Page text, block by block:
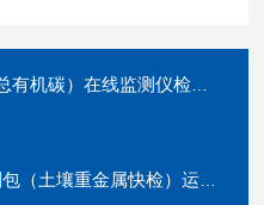
机碳）在线监测仪检出限低
土壤重金属快检）运算处理